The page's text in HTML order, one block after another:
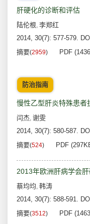
肝硬化的诊断和评估
陆伦根, 李郑红
2014, 30(7): 577-579.
摘要(2959) PDF
防治指南
慢性乙型肝炎特殊患
闫杰, 谢雯
2014, 30(7): 580-587.
摘要(524) PDF
2013年欧洲肝病学会
蔡均均, 韩涛
2014, 30(7): 588-591.
摘要(3512) PDF